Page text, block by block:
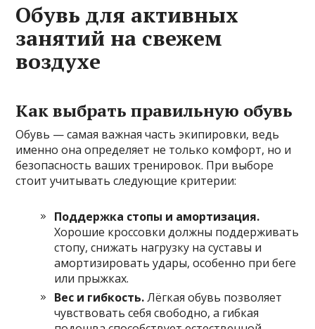
Обувь для активных
занятий на свежем
воздухе
Как выбрать правильную обувь
Обувь — самая важная часть экипировки, ведь
именно она определяет не только комфорт, но и
безопасность ваших тренировок. При выборе
стоит учитывать следующие критерии:
Поддержка стопы и амортизация.
Хорошие кроссовки должны поддерживать
стопу, снижать нагрузку на суставы и
амортизировать удары, особенно при беге
или прыжках.
Вес и гибкость.Лёгкая обувь позволяет
чувствовать себя свободно, а гибкая